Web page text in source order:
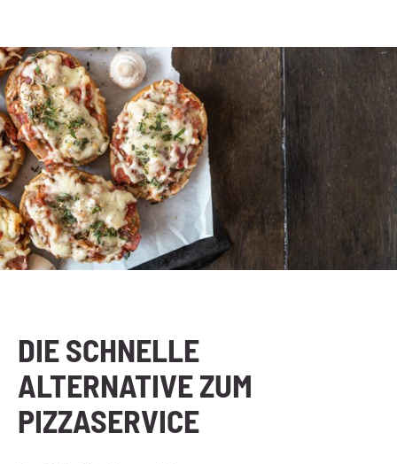
DIE SCHNELLE
ALTERNATIVE ZUM
PIZZASERVICE